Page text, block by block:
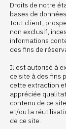
Droits de notre
bases de données
Tout client,
non exclusif,
informations
des fins de
Il est autorisé à
ce site à des fins
cette extraction
appréciée
contenu de ce
et/ou la
de ce site.